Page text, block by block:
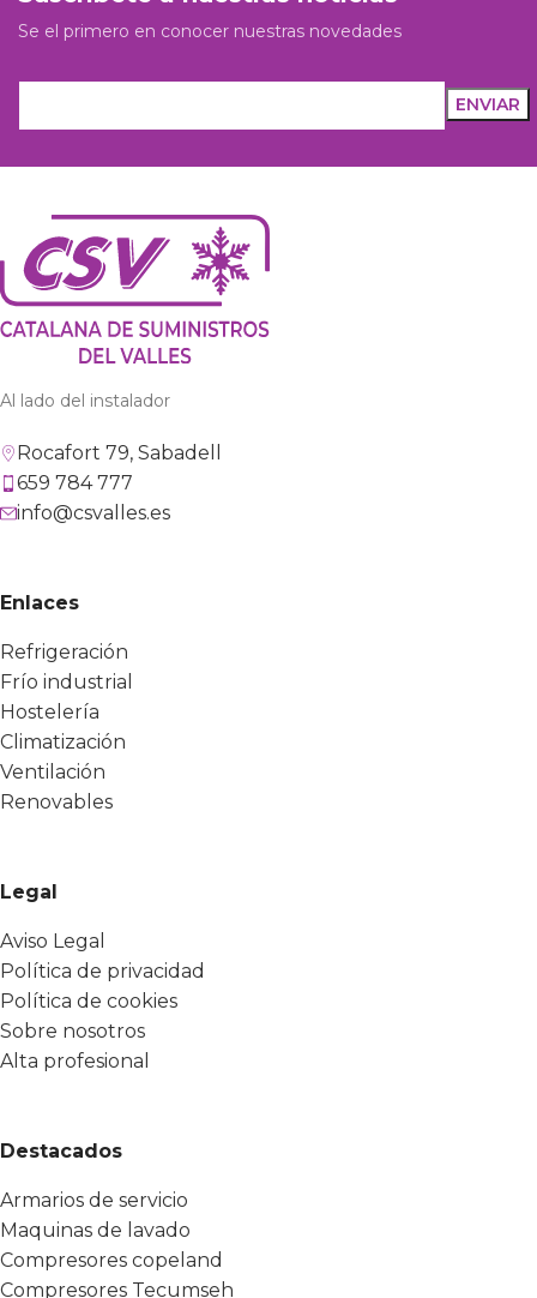
Se el primero en conocer nuestras novedades
Al lado del instalador
Rocafort 79, Sabadell
659 784 777
info@csvalles.es
Enlaces
Refrigeración
Frío industrial
Hostelería
Climatización
Ventilación
Renovables
Legal
Aviso Legal
Política de privacidad
Política de cookies
Sobre nosotros
Alta profesional
Destacados
Armarios de servicio
Maquinas de lavado
Compresores copeland
Compresores Tecumseh